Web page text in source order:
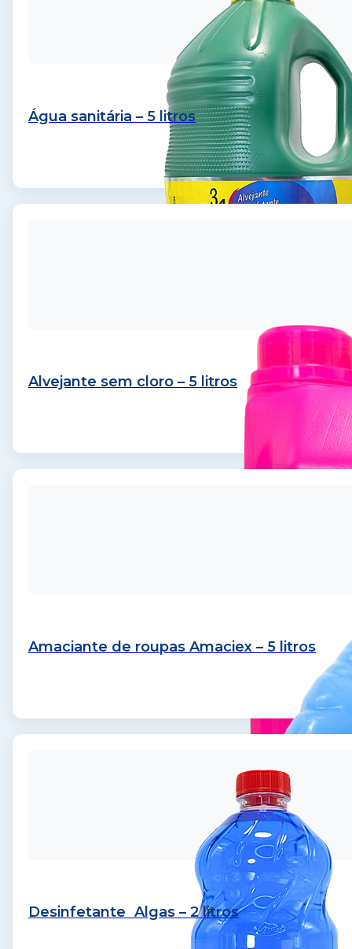
Água sanitária – 5 litros
Alvejante sem cloro – 5 litros
Amaciante de roupas Amaciex – 5 litros
Desinfetante Algas – 2 litros